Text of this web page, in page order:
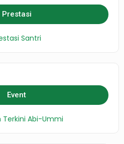
Prestasi
Santri
Event
Terkini Abi-Ummi